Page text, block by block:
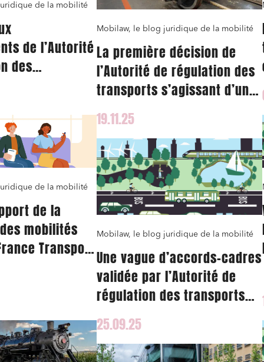
de la mobilité
de l’Autorité
des
du
des
Mobilaw, le blog juridique de la mobilité
La première décision de
l’Autorité de régulation des
transports s’agissant d’une
installation de service d’un
exploitant entrant !
de la mobilité
de la
mobilités
Transport
19.11.25
Mobilaw, le blog juridique de la mobilité
Une vague d’accords-cadres
validée par l’Autorité de
régulation des transports
en juillet 2025 pour la
liaison Paris-Lyon
25.09.25